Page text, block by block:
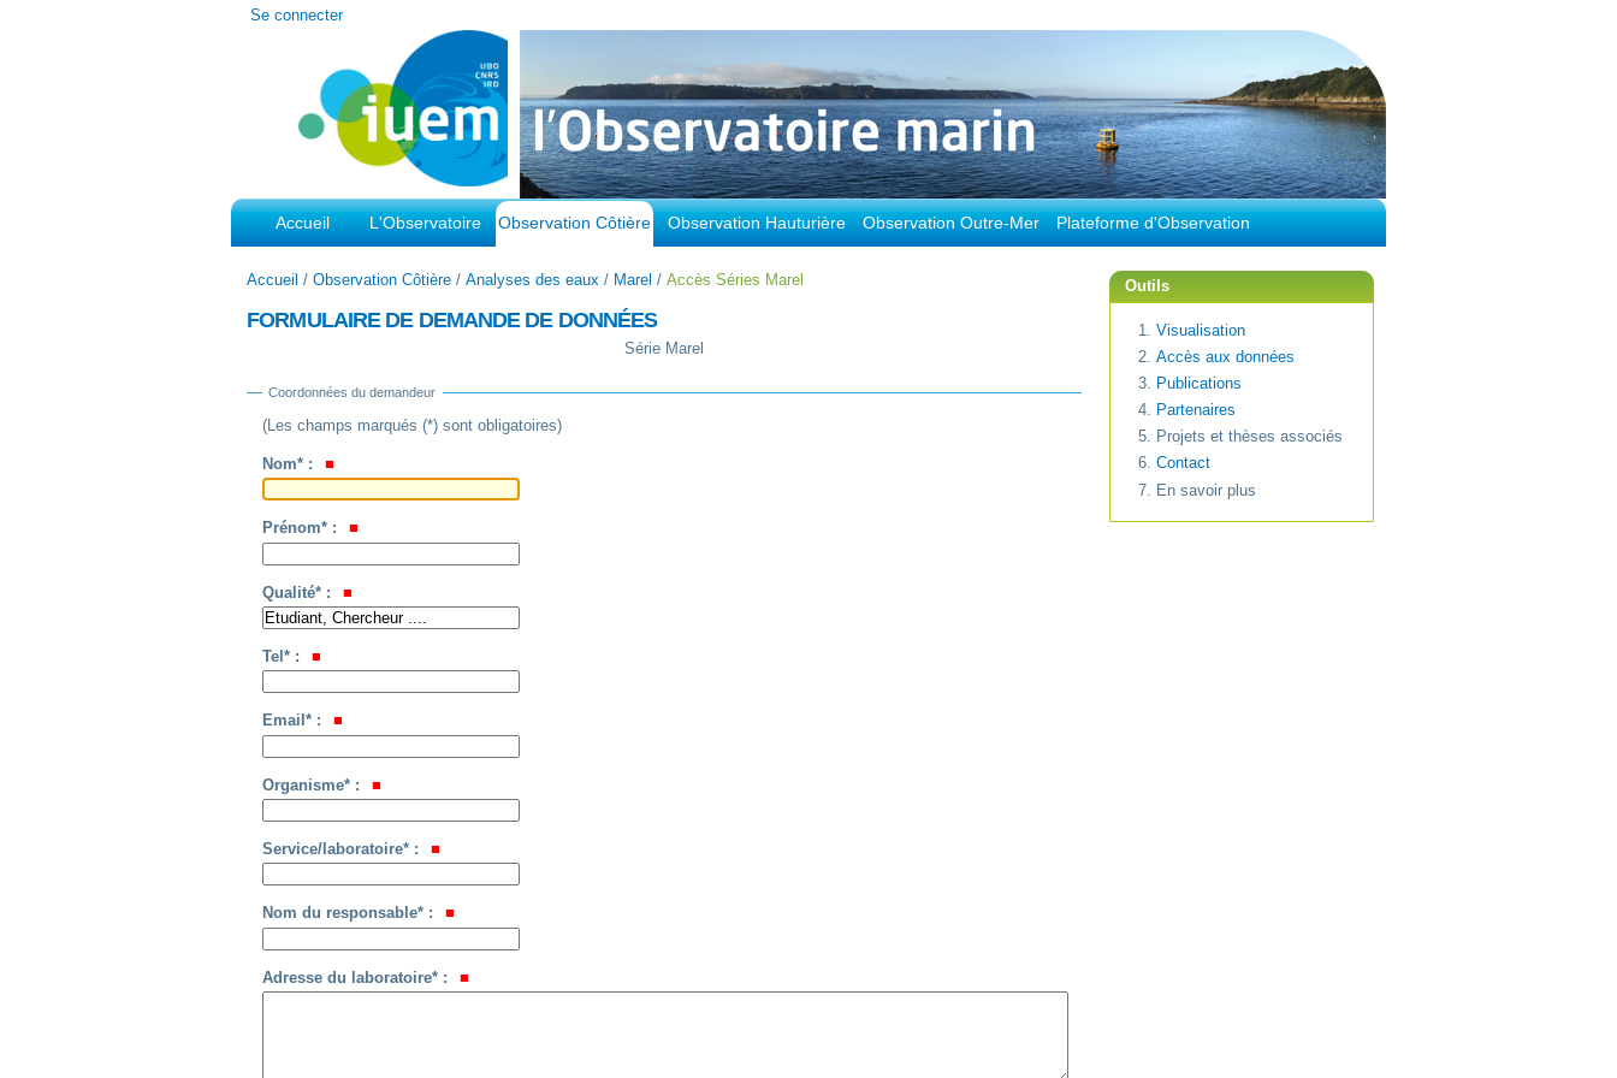
Outils
Se connecter
Accueil L'Observatoire Observation Côtière Observation Hauturière Observation Outre-Mer Plateforme d'Observation
Accueil /Observation Côtière /Analyses des eaux / Marel /Accès Séries Marel
FORMULAIRE DE DEMANDE DE DONNÉES
Série Marel
Coordonnées du demandeur
(Les champs marqués (*) sont obligatoires)
Nom* :
Prénom* :
Qualité* :
Tel* :
Email* :
Organisme* :
Service/laboratoire* :
Nom du responsable* :
Adresse du laboratoire* :
Outils
Visualisation
Accès aux données
Publications
Partenaires
Projets et thèses associés
Contact
En savoir plus